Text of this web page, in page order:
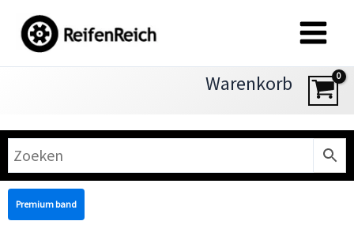
Inhalt
springen
Warenkorb
Premium band